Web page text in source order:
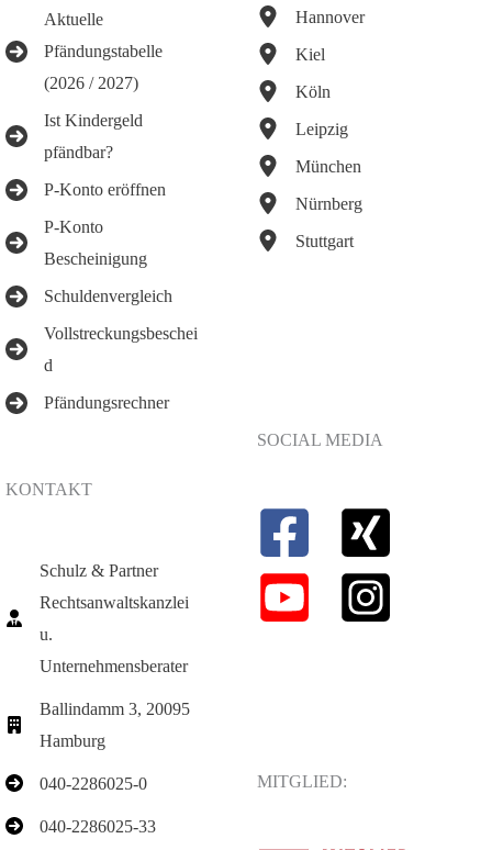
Aktuelle
Pfändungstabelle
(2026 / 2027)
Ist Kindergeld
pfändbar?
P-Konto eröffnen
P-Konto
Bescheinigung
Schuldenvergleich
Vollstreckungsbeschei
d
Pfändungsrechner
Hannover
Kiel
Köln
Leipzig
München
Nürnberg
Stuttgart
KONTAKT
Schulz & Partner
Rechtsanwaltskanzlei
u.
Unternehmensberater
Ballindamm 3, 20095
Hamburg
040-2286025-0
040-2286025-33
SOCIAL MEDIA
MITGLIED: